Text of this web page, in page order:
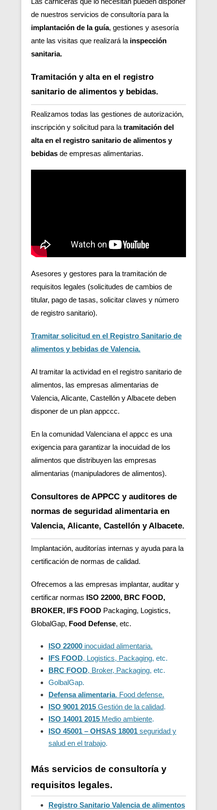
de nuestros servicios de consultoría para la
implantación de la guía, gestiones y asesoría
ante las visitas que realizará la inspección
sanitaria.
Tramitación y alta en el registro
sanitario de alimentos y bebidas.
Realizamos todas las gestiones de autorización,
inscripción y solicitud para la tramitación del
alta en el registro sanitario de alimentos y
bebidas de empresas alimentarias.
Asesores y gestores para la tramitación de
requisitos legales (solicitudes de cambios de
titular, pago de tasas, solicitar claves y número
de registro sanitario).
Tramitar solicitud en el Registro Sanitario de
alimentos y bebidas de Valencia.
Al tramitar la actividad en el registro sanitario de
alimentos, las empresas alimentarias de
Valencia, Alicante, Castellón y Albacete deben
disponer de un plan appccc.
En la comunidad Valenciana el appcc es una
exigencia para garantizar la inocuidad de los
alimentos que distribuyen las empresas
alimentarias (manipuladores de alimentos).
Consultores de APPCC y auditores de
normas de seguridad alimentaria en
Valencia, Alicante, Castellón y Albacete.
Implantación, auditorías internas y ayuda para la
certificación de normas de calidad.
Ofrecemos a las empresas implantar, auditar y
certificar normas ISO 22000, BRC FOOD,
BROKER, IFS FOOD Packaging, Logistics,
GlobalGap, Food Defense, etc.
ISO 22000 inocuidad alimentaria.
IFS FOOD, Logistics, Packaging, etc.
BRC FOOD, Broker, Packaging, etc.
GolbalGap.
Defensa alimentaria. Food defense.
ISO 9001 2015 Gestión de la calidad.
ISO 14001 2015 Medio ambiente.
ISO 45001 – OHSAS 18001 seguridad y
salud en el trabajo.
Más servicios de consultoría y
requisitos legales.
Registro Sanitario Valencia de alimentos